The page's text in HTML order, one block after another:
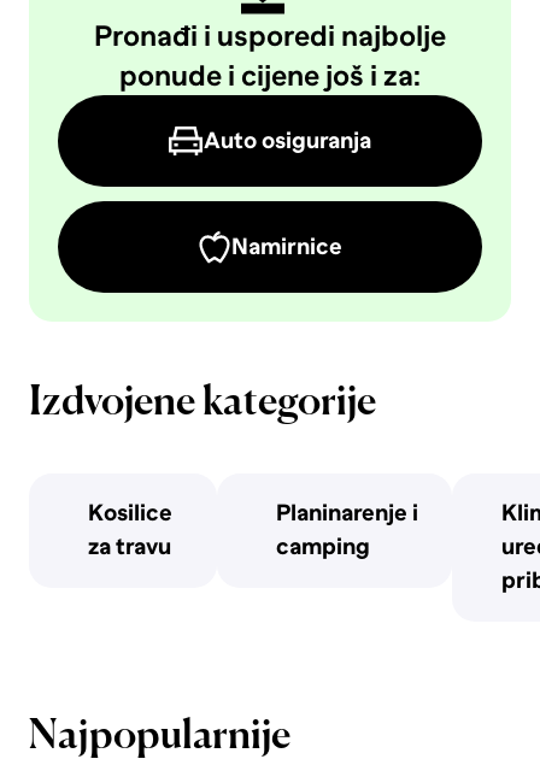
Pronađi i usporedi najbolje
ponude i cijene još i za:
Auto osiguranja
Namirnice
Izdvojene kategorije
Kosilice
za travu
Planinarenje i
camping
Najpopularnije